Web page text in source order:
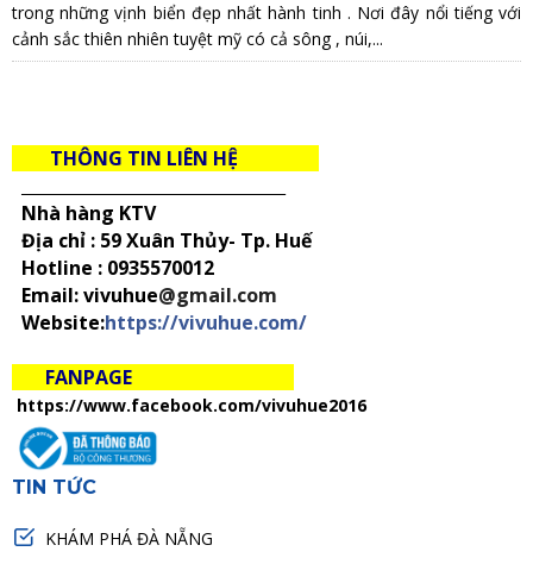
trong những vịnh biển đẹp nhất hành tinh . Nơi đây nổi tiếng với
cảnh sắc thiên nhiên tuyệt mỹ có cả sông , núi,...
THÔNG TIN LIÊN HỆ
Nhà hàng KTV
Địa chỉ : 59 Xuân Thủy- Tp. Huế
Hotline : 0935570012
Email: vivuhue@gmail.com
Website:https://vivuhue.com/
FANPAGE
https://www.facebook.com/vivuhue2016
TIN TỨC
KHÁM PHÁ ĐÀ NẴNG